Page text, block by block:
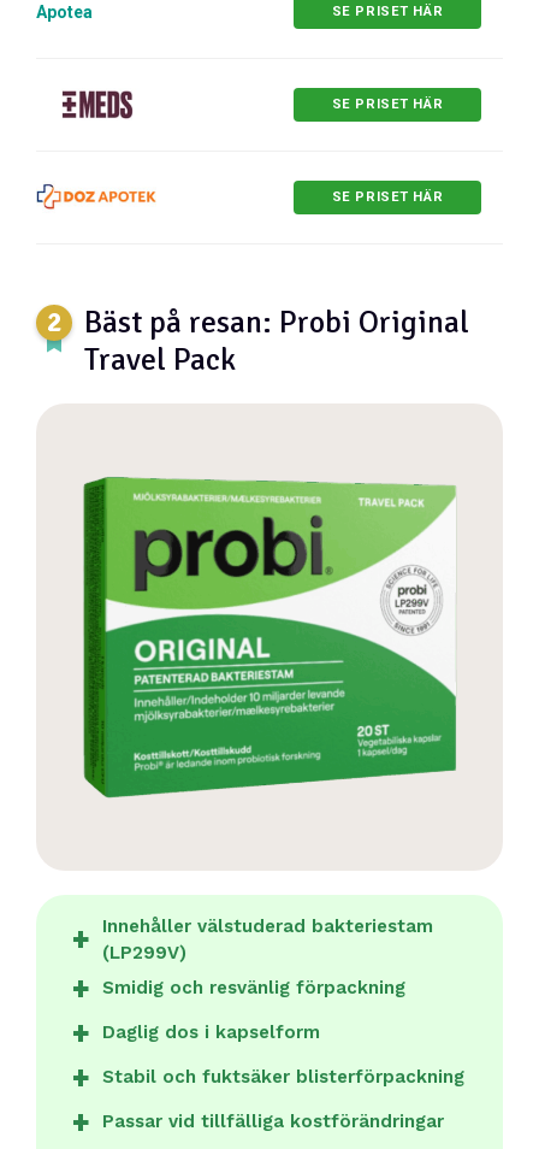
Apotea SE PRISET HÄR
SE PRISET HÄR
SE PRISET HÄR
Bäst på resan: Probi Original
Travel Pack
Innehåller välstuderad bakteriestam
(LP299V)
Smidig och resvänlig förpackning
Daglig dos i kapselform
Stabil och fuktsäker blisterförpackning
Passar vid tillfälliga kostförändringar